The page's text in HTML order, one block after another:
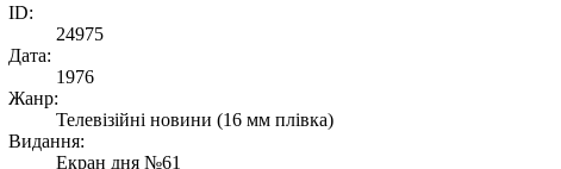
ID:
24975
Дата:
1976
Жанр:
Телевізійні новини (16 мм плівка)
Видання:
Екран дня №61